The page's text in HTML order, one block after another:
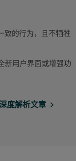
致的行为，且不牺牲
新用户界面或增强功
度解析文章